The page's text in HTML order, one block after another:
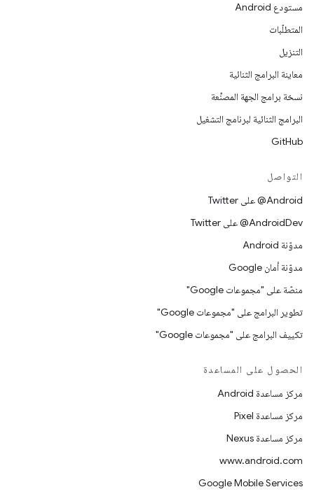
مستودع Android
المتطلّبات
التنزيل
معاينة البرامج الثنائية
نسخة برامج الجهة المصنِّعة
البرامج الثنائية لبرنامج التشغيل
GitHub
التواصل
‎@Android على Twitter
‎@AndroidDev على Twitter
مدوّنة Android
مدوّنة أمان Google
منصّة على "مجموعات Google"
تطوير البرامج على "مجموعات Google"
تكييف البرامج على "مجموعات Google"
الحصول على المساعدة
مركز مساعدة Android
مركز مساعدة Pixel
مركز مساعدة Nexus
www.android.com
Google Mobile Services